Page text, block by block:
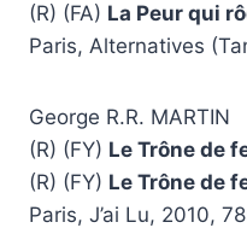
(R) (FA) La Peur qui
Paris, Alternatives
George R.R. MARTIN
(R) (FY) Le Trône de
(R) (FY) Le Trône de
Paris, J’ai Lu, 2010,